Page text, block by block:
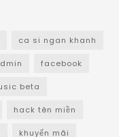
ca si ngan khanh
facebook
beta
hack tên miền
khuyến mãi